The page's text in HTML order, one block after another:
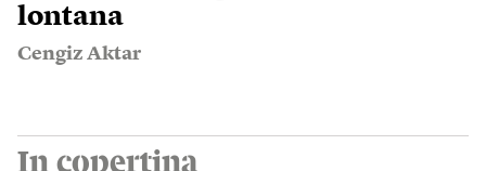
lontana
Cengiz Aktar
In copertina